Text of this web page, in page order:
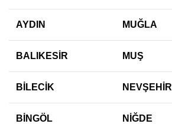
AYDIN MUĞLA
BALIKESİR MUŞ
BİLECİK NEVŞEHİR
BİNGÖL NİĞDE